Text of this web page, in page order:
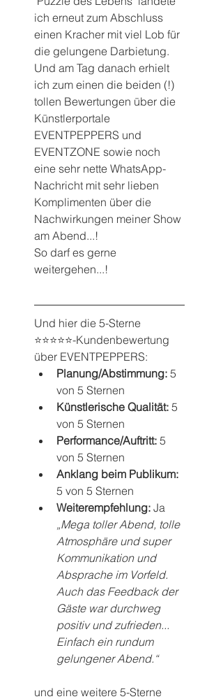
ich erneut zum Abschluss
einen Kracher mit viel Lob für
die gelungene Darbietung.
Und am Tag danach erhielt
ich zum einen die beiden (!)
tollen Bewertungen über die
Künstlerportale
EVENTPEPPERS und
EVENTZONE sowie noch
eine sehr nette WhatsApp-
Nachricht mit sehr lieben
Komplimenten über die
Nachwirkungen meiner Show
am Abend...!
So darf es gerne
weitergehen...!
Und hier die 5-Sterne
⭐️⭐️⭐️⭐️⭐️-Kundenbewertung
über EVENTPEPPERS:
Planung/Abstimmung: 5
von 5 Sternen
Künstlerische Qualität: 5
von 5 Sternen
Performance/Auftritt: 5
von 5 Sternen
Anklang beim Publikum:
5 von 5 Sternen
Weiterempfehlung: Ja
„Mega toller Abend, tolle
Atmosphäre und super
Kommunikation und
Absprache im Vorfeld.
Auch das Feedback der
Gäste war durchweg
positiv und zufrieden...
Einfach ein rundum
gelungener Abend.“
und eine weitere 5-Sterne